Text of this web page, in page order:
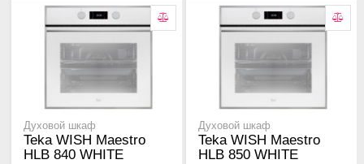
Духовой шкаф
Teka WISH Maestro
HLB 840 WHITE
Духовой шкаф
Teka WISH Maestro
HLB 850 WHITE